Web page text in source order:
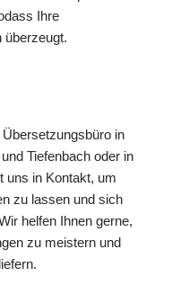
Ihre
überzeugt.
in
Tiefenbach oder in
uns in Kontakt, um
zu lassen und sich
helfen Ihnen gerne,
zu meistern und